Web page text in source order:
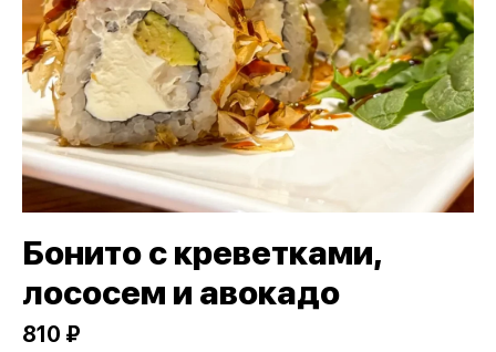
Бонито с креветками,
лососем и авокадо
810 ₽